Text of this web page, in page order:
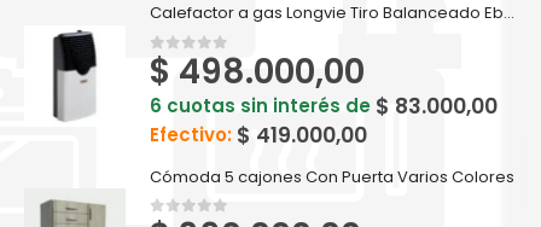
Calefactor a gas Longvie Tiro Balanceado Eba2u 2000kcal Premium
0out of 5
$ 498.000,00
6 cuotas sin interés de $ 83.000,00
Efectivo: $ 419.000,00
Cómoda 5 cajones Con Puerta Varios Colores